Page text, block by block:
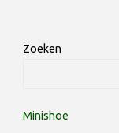
Zoeken
Minishoe